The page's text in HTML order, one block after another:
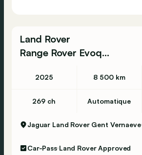
Land Rover
Range Rover Evoque
2025 8 500 km
269 ch Automatique
Jaguar Land Rover Gent Vernaeve
Car-Pass Land Rover Approved